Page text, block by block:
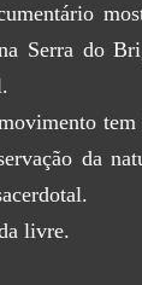
Serra do
da
livre.